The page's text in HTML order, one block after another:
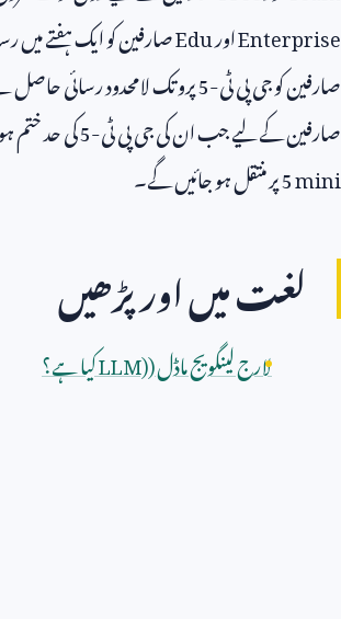
EnterpriseاورEduصارفین کو ایک ہفتے میں
صارفین کو جی پی ٹی-5پرو تک لامحدود رسائی
صارفین کے لیے جب ان کی جی پی ٹی-5کی حد ختم
5 miniپر منتقل ہو جائیں گے۔
لغت میں اور پڑھیں
لارج لینگویج ماڈل (LLM)کیا ہے؟